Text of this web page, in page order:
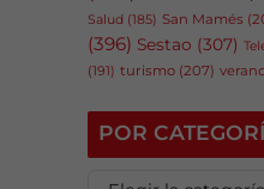
Salud (185) San Mamés
(396) Sestao (307)
(191) turismo (207)
POR